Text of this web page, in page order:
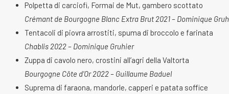
Polpetta di carciofi, Formai de Mut, gambero scottato
Crémant de Bourgogne Blanc Extra Brut 2021 – Dominique
Tentacoli di piovra arrostiti, spuma di broccolo e farinata
Chablis 2022 – Dominique Gruhier
Zuppa di cavolo nero, crostini all’agri della Valtorta
Bourgogne Côte d’Or 2022 – Guillaume Baduel
Suprema di faraona, mandorle, capperi e patata soffice